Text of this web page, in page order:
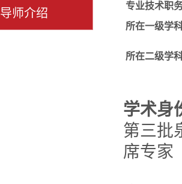
导师介绍
专业技术职
所在一级学
所在二级学
学术身
第三批
席专家